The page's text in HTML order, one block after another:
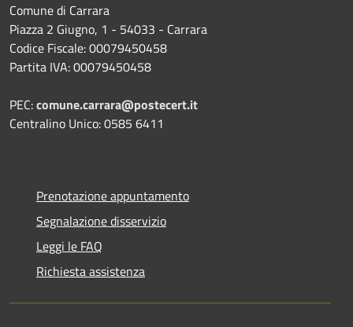
Comune di Carrara
Piazza 2 Giugno, 1 - 54033 - Carrara
Codice Fiscale: 00079450458
Partita IVA: 00079450458
PEC:comune.carrara@postecert.it
Centralino Unico: 0585 6411
Prenotazione appuntamento
Segnalazione disservizio
Leggi le FAQ
Richiesta assistenza